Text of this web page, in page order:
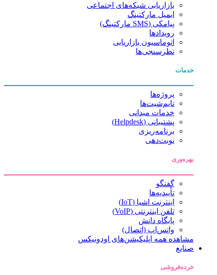
بازاریابی شبکه‌های اجتماعی
ایمیل مارکتینگ
پیامکی (SMS مارکتینگ)
رویدادها
اتوماسیون بازاریابی
نظرسنجی‌ها
خدمات
پروژه‌ها
تایم‌شیت‌ها
خدمات میدانی
پشتیبانی (Helpdesk)
برنامه‌ریزی
نوبت‌دهی
بهره‌وری
گفتگو
تأییدیه‌ها
اینترنت اشیا (IoT)
تلفن اینترنتی (VoIP)
پایگاه دانش
واتس‌اپ (اتصال)
مشاهده همه اپلیکیشن‌های اودونیکس
صنایع
خرده‌فروشی